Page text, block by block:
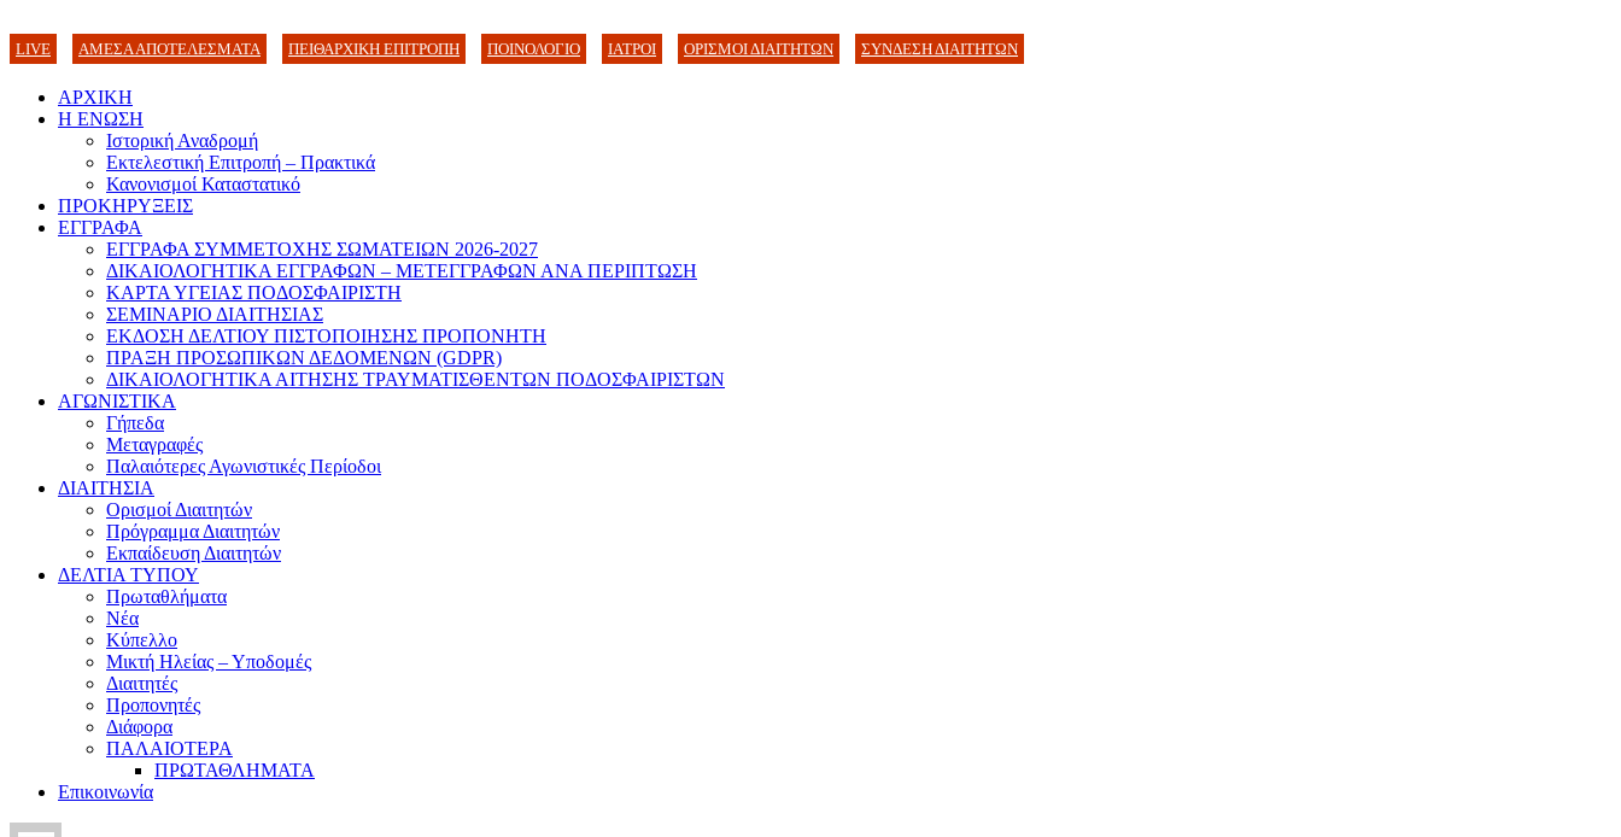
LIVE ΑΜΕΣΑ ΑΠΟΤΕΛΕΣΜΑΤΑ ΠΕΙΘΑΡΧΙΚΗ ΕΠΙΤΡΟΠΗ ΠΟΙΝΟΛΟΓΙΟ ΙΑΤΡΟΙ ΟΡΙΣΜΟΙ ΔΙΑΙΤΗΤΩΝ ΣΥΝΔΕΣΗ ΔΙΑΙΤΗΤΩΝ
ΑΡΧΙΚΗ
Η ΕΝΩΣΗ
Ιστορική Αναδρομή
Εκτελεστική Επιτροπή – Πρακτικά
Κανονισμοί Καταστατικό
ΠΡΟΚΗΡΥΞΕΙΣ
ΕΓΓΡΑΦΑ
ΕΓΓΡΑΦΑ ΣΥΜΜΕΤΟΧΗΣ ΣΩΜΑΤΕΙΩΝ 2026-2027
ΔΙΚΑΙΟΛΟΓΗΤΙΚΑ ΕΓΓΡΑΦΩΝ – ΜΕΤΕΓΓΡΑΦΩΝ ΑΝΑ ΠΕΡΙΠΤΩΣΗ
ΚΑΡΤΑ ΥΓΕΙΑΣ ΠΟΔΟΣΦΑΙΡΙΣΤΗ
ΣΕΜΙΝΑΡΙΟ ΔΙΑΙΤΗΣΙΑΣ
ΕΚΔΟΣΗ ΔΕΛΤΙΟΥ ΠΙΣΤΟΠΟΙΗΣΗΣ ΠΡΟΠΟΝΗΤΗ
ΠΡΑΞΗ ΠΡΟΣΩΠΙΚΩΝ ΔΕΔΟΜΕΝΩΝ (GDPR)
ΔΙΚΑΙΟΛΟΓΗΤΙΚΑ ΑΙΤΗΣΗΣ ΤΡΑΥΜΑΤΙΣΘΕΝΤΩΝ ΠΟΔΟΣΦΑΙΡΙΣΤΩΝ
ΑΓΩΝΙΣΤΙΚΑ
Γήπεδα
Μεταγραφές
Παλαιότερες Αγωνιστικές Περίοδοι
ΔΙΑΙΤΗΣΙΑ
Ορισμοί Διαιτητών
Πρόγραμμα Διαιτητών
Εκπαίδευση Διαιτητών
ΔΕΛΤΙΑ ΤΥΠΟΥ
Πρωταθλήματα
Νέα
Κύπελλο
Μικτή Ηλείας – Υποδομές
Διαιτητές
Προπονητές
Διάφορα
ΠΑΛΑΙΟΤΕΡΑ
ΠΡΩΤΑΘΛΗΜΑΤΑ
Επικοινωνία